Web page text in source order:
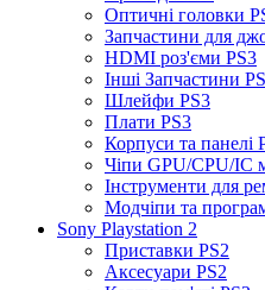
Оптичні головки
Запчастини для
HDMI роз'єми PS3
Інші Запчастини
Шлейфи PS3
Плати PS3
Корпуси та панелі
Чіпи GPU/CPU/IC
Інструменти для
Модчіпи та
Sony Playstation 2
Приставки PS2
Аксесуари PS2